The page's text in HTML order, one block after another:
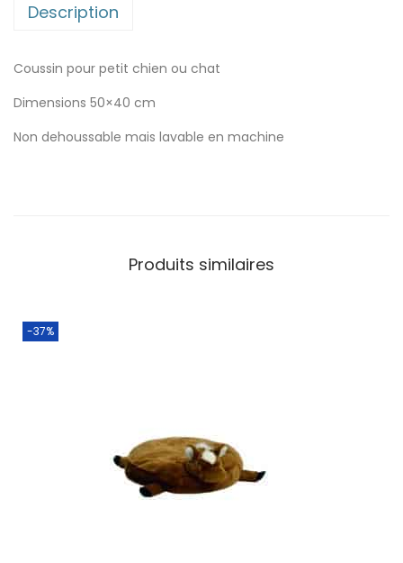
Description
Coussin pour petit chien ou chat
Dimensions 50×40 cm
Non dehoussable mais lavable en machine
Produits similaires
-37%